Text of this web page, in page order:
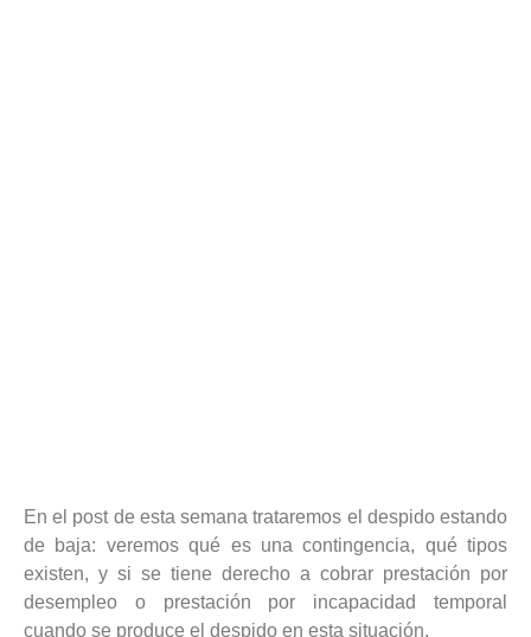
En el post de esta semana trataremos el despido estando
de baja: veremos qué es una contingencia, qué tipos
existen, y si se tiene derecho a cobrar prestación por
desempleo o prestación por incapacidad temporal
cuando se produce el despido en esta situación.